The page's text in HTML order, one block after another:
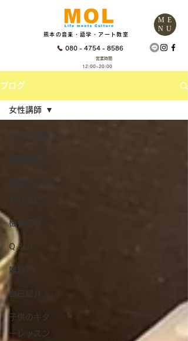
熊本の音楽・語学・アート教室
080 - 4754 - 8586
営業時間
12:00~20:00
ME
NU
ブログ
機材紹介
Q & A
雑談
自己紹介
子供のギタ
ーレッスン
女性講師